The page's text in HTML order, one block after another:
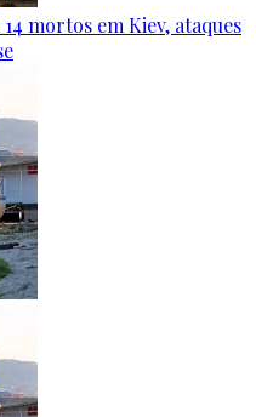
mortos em Kiev, ataques